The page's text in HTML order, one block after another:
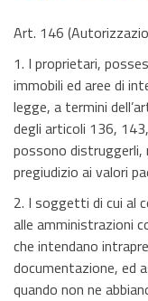
Art. 146
1. I proprietari,
immobili ed aree di
legge, a termini
degli articoli 136,
possono distruggerli,
pregiudizio ai valori
2. I soggetti di cui al
alle amministrazioni
che intendano
documentazione, ed
quando non ne